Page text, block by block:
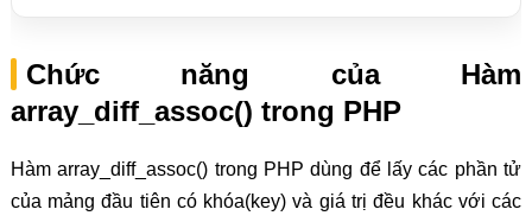
Chức năng của Hàm
array_diff_assoc() trong PHP
Hàm array_diff_assoc() trong PHP dùng để lấy các phần tử
của mảng đầu tiên có khóa(key) và giá trị đều khác với các